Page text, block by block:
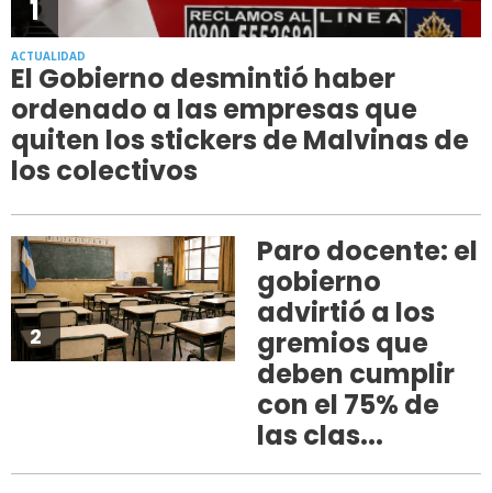
1
ACTUALIDAD
El Gobierno desmintió haber
ordenado a las empresas que
quiten los stickers de Malvinas de
los colectivos
2
Paro docente: el
gobierno
advirtió a los
gremios que
deben cumplir
con el 75% de
las clas...